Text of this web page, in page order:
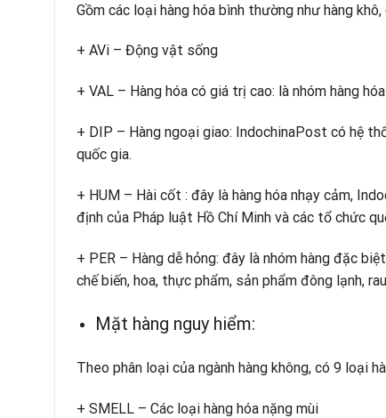
Gồm các loại hàng hóa bình thường như hàng
+ AVi – Động vật sống
+ VAL – Hàng hóa có giá trị cao: là nhóm hàng
+ DIP – Hàng ngoại giao: IndochinaPost có hệ
quốc gia.
+ HUM – Hài cốt : đây là hàng hóa nhạy cảm,
định của Pháp luật Hồ Chí Minh và các tổ chức
+ PER – Hàng dễ hỏng: đây là nhóm hàng đặc
chế biến, hoa, thực phẩm, sản phẩm đông lạnh,
Mặt hàng nguy hiểm:
Theo phân loại của ngành hàng không, có 9 loại
+ SMELL – Các loại hàng hóa nặng mùi